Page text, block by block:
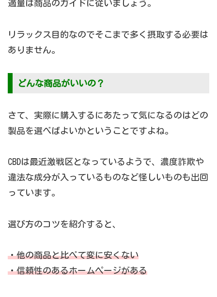
適量は商品のガイドに従いましょう。
リラックス目的なのでそこまで多く摂取する必要は
ありません。
どんな商品がいいの？
さて、実際に購入するにあたって気になるのはどの
製品を選べばよいかということですよね。
CBDは最近激戦区となっているようで、濃度詐欺や
違法な成分が入っているものなど怪しいものも出回
っています。
選び方のコツを紹介すると、
・他の商品と比べて変に安くない
・信頼性のあるホームページがある